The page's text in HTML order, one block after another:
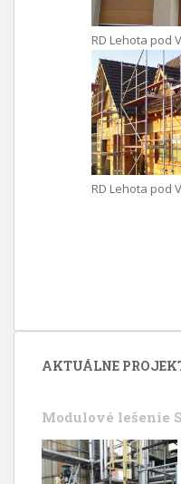
RD Lehota pod
RD Lehota pod
AKTUÁLNE
Modulové lešenie